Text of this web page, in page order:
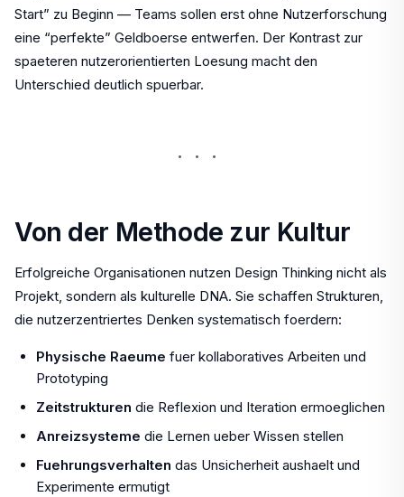
Start” zu Beginn — Teams sollen erst ohne Nutzerforschung
eine “perfekte” Geldboerse entwerfen. Der Kontrast zur
spaeteren nutzerorientierten Loesung macht den
Unterschied deutlich spuerbar.
···
Von der Methode zur Kultur
Erfolgreiche Organisationen nutzen Design Thinking nicht als
Projekt, sondern als kulturelle DNA. Sie schaffen Strukturen,
die nutzerzentriertes Denken systematisch foerdern:
Physische Raeume fuer kollaboratives Arbeiten und
Prototyping
Zeitstrukturen die Reflexion und Iteration ermoeglichen
Anreizsysteme die Lernen ueber Wissen stellen
Fuehrungsverhalten das Unsicherheit aushaelt und
Experimente ermutigt